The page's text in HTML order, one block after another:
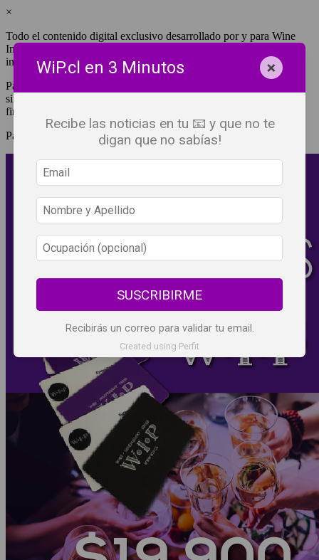
×
Todo el contenido digital exclusivo desarrollado por y para Wine
Independent Press Chile, cuenta con derechos de propiedad
intelectual.
Para tener acceso a una copia y/o impresión de cualquiera de ellos
sin fines de lucro, debes ser #SuscriptorWiP.^Para su réplica con
fines comerciales debes contactar al e-mail
Pagas una sola vez al año y disfrutas por 12 meses.
WiP.cl en 3 Minutos ×
Recibe las noticias en tu 📧 y que no te
digan que no sabías!
SUSCRIBIRME
Recibirás un correo para validar tu email.
Created using Perfit